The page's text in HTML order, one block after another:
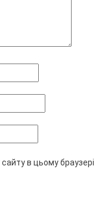
в цьому браузері